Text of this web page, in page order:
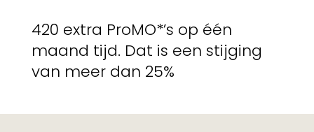
420 extra ProMO*’s op één
maand tijd. Dat is een stijging
van meer dan 25%